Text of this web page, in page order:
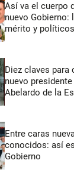
Así va el cuerpo
nuevo Gobierno:
mérito y políticos
Diez claves para
nuevo
Abelardo de la
Entre caras
conocidos: así
Gobierno